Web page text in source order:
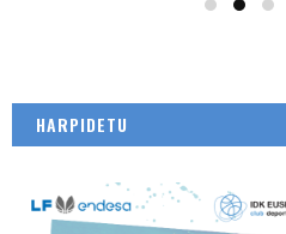
HARPIDETU